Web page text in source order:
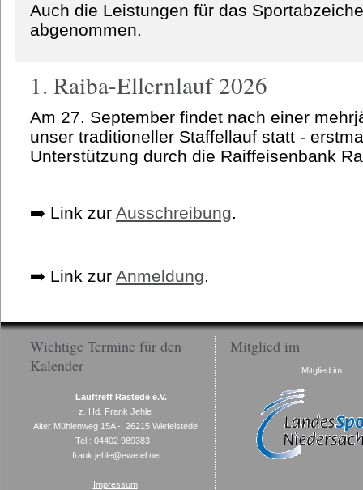
Auch die Leistungen für das
abgenommen.
1. Raiba-Ellernlauf 2026
Am 27. September findet nach einer
unser traditioneller Staffellauf statt -
Unterstützung durch die Raiffeisenbank
➡️ Link zur Ausschreibung.
➡️ Link zur Anmeldung.
Wichtige Termine für den
Kalender
Lauftreff Rastede e.V.
z. Hd. Frank Jehle
Alter Mühlenweg 15A - 26215 Wiefelstede
Tel.: 04402 989383 -
frank.jehle@ewetel.net
Impressum
Mitglied im
Mitglied im